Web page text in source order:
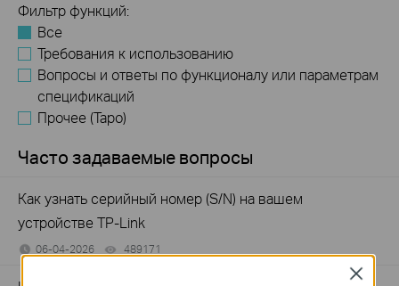
Фильтр функций:
Все
Требования к использованию
Вопросы и ответы по функционалу или параметрам
спецификаций
Прочее (Tapo)
Часто задаваемые вопросы
Как узнать серийный номер (S/N) на вашем
устройстве TP-Link
06-04-2026 489171
Close